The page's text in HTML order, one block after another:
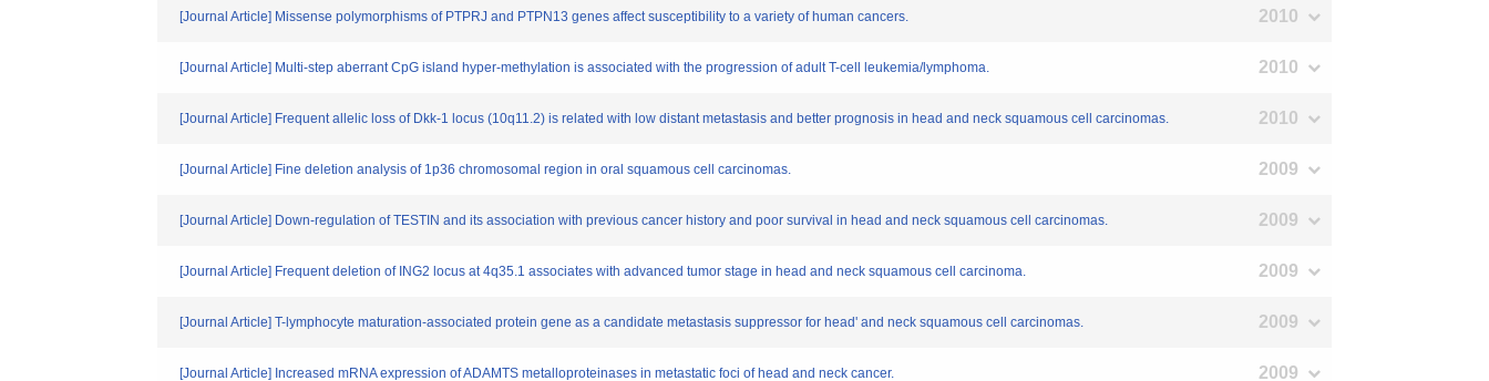
[Journal Article] Missense polymorphisms of PTPRJ and PTPN13 genes affect susceptibility to a variety of human cancers. 2010
[Journal Article] Multi-step aberrant CpG island hyper-methylation is associated with the progression of adult T-cell leukemia/lymphoma. 2010
[Journal Article] Frequent allelic loss of Dkk-1 locus (10q11.2) is related with low distant metastasis and better prognosis in head and neck squamous cell carcinomas. 2010
[Journal Article] Fine deletion analysis of 1p36 chromosomal region in oral squamous cell carcinomas. 2009
[Journal Article] Down-regulation of TESTIN and its association with previous cancer history and poor survival in head and neck squamous cell carcinomas. 2009
[Journal Article] Frequent deletion of ING2 locus at 4q35.1 associates with advanced tumor stage in head and neck squamous cell carcinoma. 2009
[Journal Article] T-lymphocyte maturation-associated protein gene as a candidate metastasis suppressor for head' and neck squamous cell carcinomas. 2009
[Journal Article] Increased mRNA expression of ADAMTS metalloproteinases in metastatic foci of head and neck cancer. 2009